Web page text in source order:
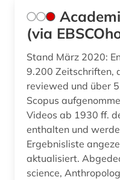
biologie (2)
book e (1)
botanik (1)
brandenburg (4)
(via
Stand März 2020:
9.200 Zeitschriften,
reviewed und über
Scopus
Videos ab 1930 ff.
enthalten und
Ergebnisliste
aktualisiert. Abgedeckte Disziplinen: Animal
science,